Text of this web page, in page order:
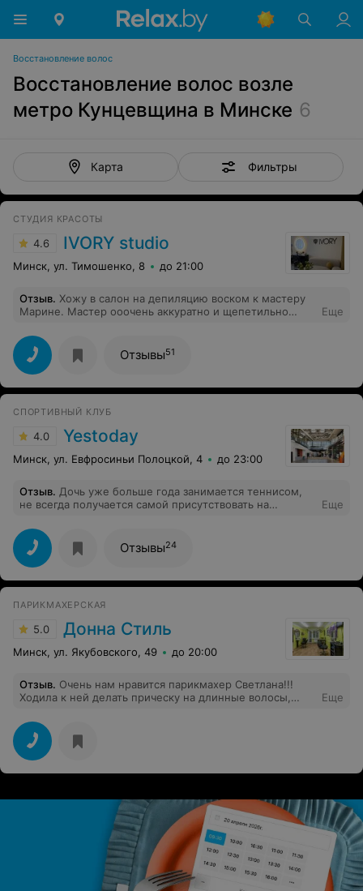
Восстановление волос
Восстановление волос возле
метро Кунцевщина в Минске 6
Карта Фильтры
СТУДИЯ КРАСОТЫ
4.6 IVORY studio
Минск, ул. Тимошенко, 8 до 21:00
Отзыв. Хожу в салон на депиляцию воском к мастеру
Марине. Мастер ооочень аккуратно и щепетильно
доброжелательная. Видно что профессионал. Еще
приходила на брови к Наталье. Тоже понравилось!
услышала мой запрос, не переборщила, веселая и
общительная. Атмосфера в салоне приятная, красиво,
чисто, админы вежливые и внимательные. Однозначно
Еще
Отзывы51
СПОРТИВНЫЙ КЛУБ
4.0 Yestoday
Минск, ул. Евфросиньи Полоцкой, 4 до 23:00
Отзыв. Дочь уже больше года занимается теннисом,
не всегда получается самой присутствовать на
смотреть как она тренируется-это огромный плюс! Но
последнее время какие то проблемы с трансляцией и
никто ничего не делает..
Еще
Отзывы24
ПАРИКМАХЕРСКАЯ
5.0 Донна Стиль
Минск, ул. Якубовского, 49 до 20:00
Отзыв. Очень нам нравится парикмахер Светлана!!!
Ходила к ней делать прическу на длинные волосы,
торжестве))) , а также вожу к ней подстригать двух
маленьких сыновей, всегда подстрижет так как нужно,
что зачастую не получается у других парикмахеров.
Светлана всегда на позитиве и в хорошем настроении,
что очень важно для клиента!!! Спасибо большое
Еще